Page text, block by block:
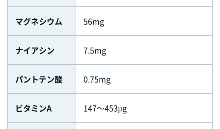
マグネシウム 56mg
ナイアシン 7.5mg
パントテン酸 0.75mg
ビタミンA 147～453µg